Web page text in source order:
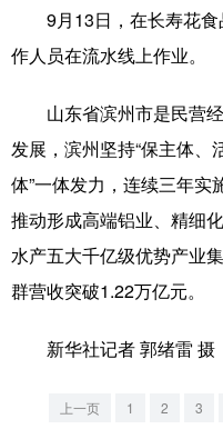
彩票 娱乐
文化产业
地方频道
北京
山东 河南
9月13日，在长寿花食
作人员在流水线上作业。
山东省滨州市是民营经
发展，滨州坚持“保主体、
体”一体发力，连续三年实
推动形成高端铝业、精细
水产五大千亿级优势产业
群营收突破1.22万亿元。
新华社记者 郭绪雷 摄
上一页 1 2 3